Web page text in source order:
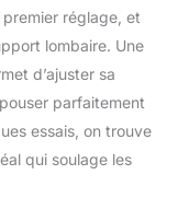
Stable,
–
avec une
aluminium
et un
à double
notre chaise
réglage, et
lombaire. Une
d’ajuster sa
parfaitement
essais, on trouve
qui soulage les